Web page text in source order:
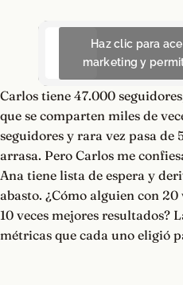
Haz clic para
marketing y
Carlos tiene 47.000
que se comparten miles de
seguidores y rara vez pasa de
arrasa. Pero Carlos me
Ana tiene lista de espera y
abasto. ¿Cómo alguien con 20
10 veces mejores resultados?
métricas que cada uno eligió